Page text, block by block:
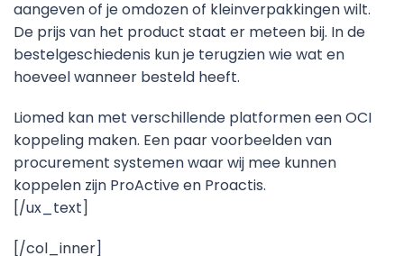
aangeven of je omdozen of kleinverpakkingen wilt.
De prijs van het product staat er meteen bij. In de
bestelgeschiedenis kun je terugzien wie wat en
hoeveel wanneer besteld heeft.
Liomed kan met verschillende platformen een OCI
koppeling maken. Een paar voorbeelden van
procurement systemen waar wij mee kunnen
koppelen zijn ProActive en Proactis.
[/ux_text]
[/col_inner]